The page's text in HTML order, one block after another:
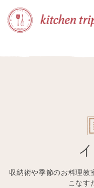
収納術や季節のお料理教
こなす